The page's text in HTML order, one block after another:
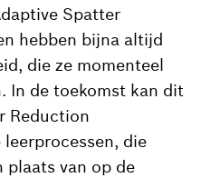
Spatter
hebben bijna altijd
die ze momenteel
In de toekomst kan dit
Reduction
die
plaats van op de